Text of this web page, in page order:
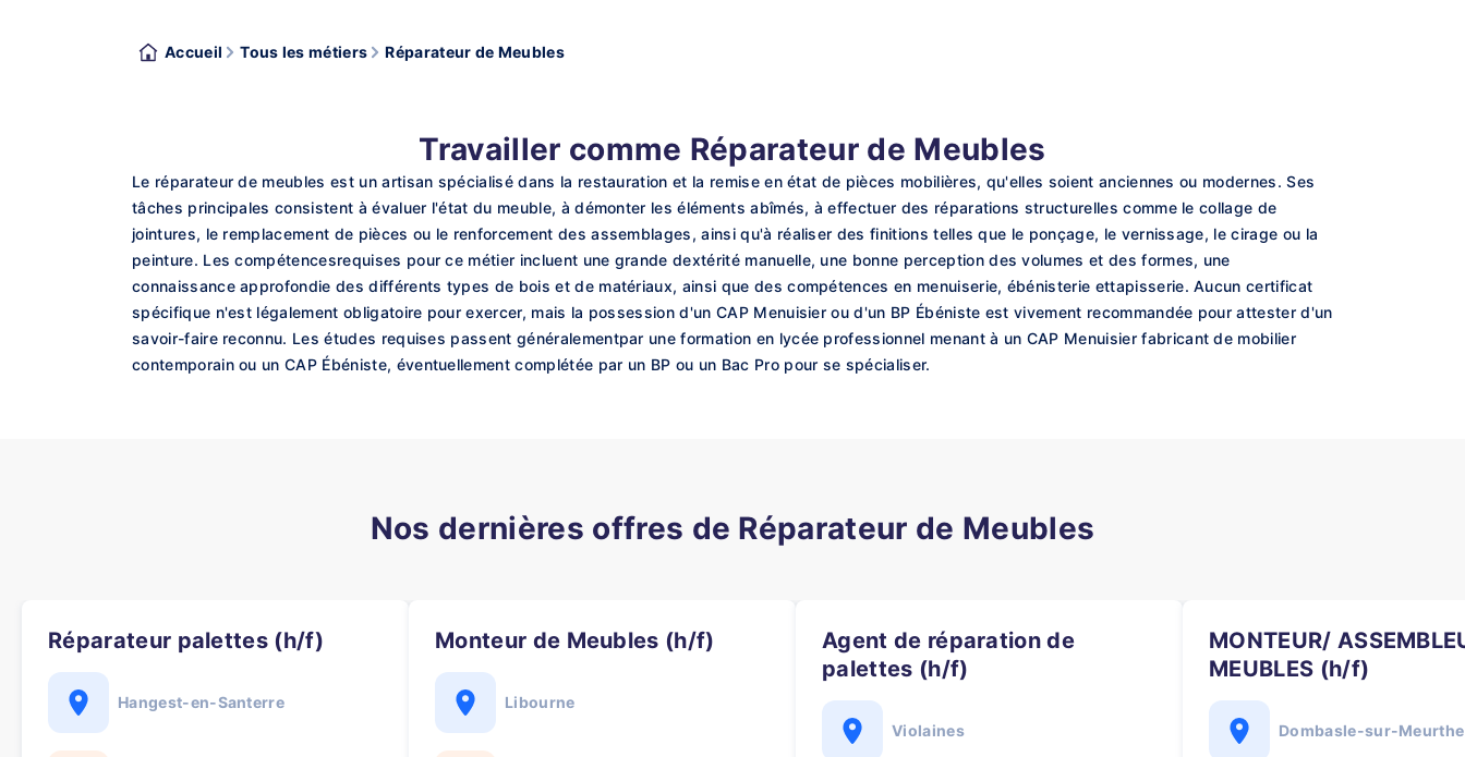
Accueil Tous les métiers Réparateur de Meubles
Travailler comme Réparateur de Meubles
Le réparateur de meubles est un artisan spécialisé dans la restauration et la remise en état de pièces mobilières, qu'elles soient anciennes ou modernes. Ses
tâches principales consistent à évaluer l'état du meuble, à démonter les éléments abîmés, à effectuer des réparations structurelles comme le collage de
jointures, le remplacement de pièces ou le renforcement des assemblages, ainsi qu'à réaliser des finitions telles que le ponçage, le vernissage, le cirage ou la
peinture. Les compétencesrequises pour ce métier incluent une grande dextérité manuelle, une bonne perception des volumes et des formes, une
connaissance approfondie des différents types de bois et de matériaux, ainsi que des compétences en menuiserie, ébénisterie ettapisserie. Aucun certificat
spécifique n'est légalement obligatoire pour exercer, mais la possession d'un CAP Menuisier ou d'un BP Ébéniste est vivement recommandée pour attester d'un
savoir-faire reconnu. Les études requises passent généralementpar une formation en lycée professionnel menant à un CAP Menuisier fabricant de mobilier
contemporain ou un CAP Ébéniste, éventuellement complétée par un BP ou un Bac Pro pour se spécialiser.
Nos dernières offres de Réparateur de Meubles
Réparateur palettes (h/f)
Hangest-en-Santerre
Monteur de Meubles (h/f)
Libourne
Agent de réparation de
palettes (h/f)
Violaines
MONTEUR/ ASSEMBLEUR
MEUBLES (h/f)
Dombasle-sur-Meurthe